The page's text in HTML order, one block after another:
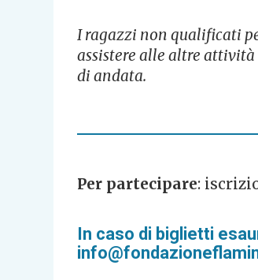
I ragazzi non qualificati
assistere alle altre
di andata.
Per partecipare:
In caso di biglietti